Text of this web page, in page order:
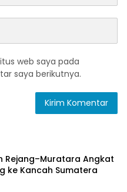
web saya pada
saya berikutnya.
Rejang–Muratara Angkat
ke Kancah Sumatera